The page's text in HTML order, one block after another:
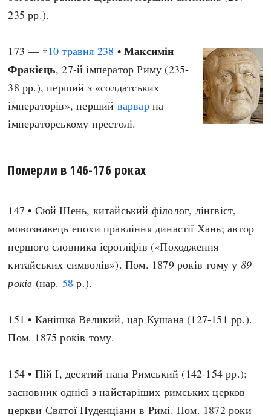
235 рр.).
173 — †10 травня 238 •Максимін
Фракієць, 27-й імператор Риму (235-
38 рр.), перший з «солдатських
імператорів», перший варварна
імператорському престолі.
Померли в 146-176 роках
147 • Сюй Шень, китайський філолог, лінгвіст,
мовознавець епохи правління династії Хань; автор
першого словника ієрогліфів («Походження
китайських символів»). Пом. 1879 років тому у 89
років (нар. 58 р.).
151 • Канішка Великий, цар Кушана (127-151 рр.).
Пом. 1875 років тому.
154 • Пій I, десятий папа Римський (142-154 рр.);
засновник однієї з найстаріших римських церков —
церкви Святої Пуденціани в Римі. Пом. 1872 роки